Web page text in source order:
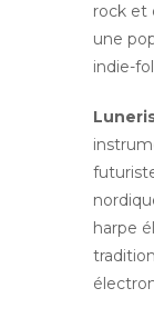
rock et
une
indie-
harpe